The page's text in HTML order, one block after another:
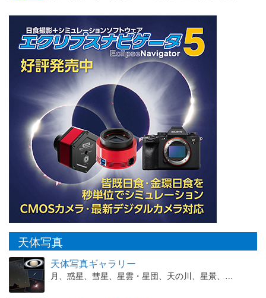
天体写真
天体写真ギャラリー
月、惑星、彗星、星雲・星団、天の川、星景、…